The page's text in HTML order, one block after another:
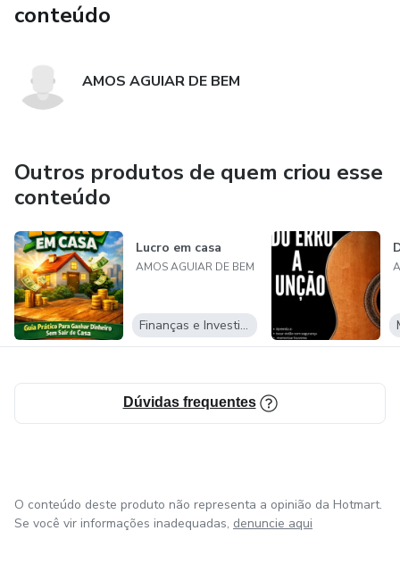
conteúdo
AMOS AGUIAR DE BEM
Outros produtos de quem criou esse
conteúdo
Lucro em casa
AMOS AGUIAR DE BEM
Finanças e Investimentos
Dúvidas frequentes
O conteúdo deste produto não representa a opinião da Hotmart.
Se você vir informações inadequadas, denuncie aqui